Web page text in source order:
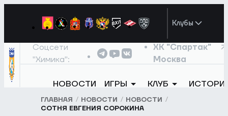
Клубы
Соцсети
"Химика":
ХК "Спартак"
Москва
НОВОСТИ ИГРЫ КЛУБ
ГЛАВНАЯ НОВОСТИ
НОВОСТИ
СОТНЯ ЕВГЕНИЯ СОРОКИНА